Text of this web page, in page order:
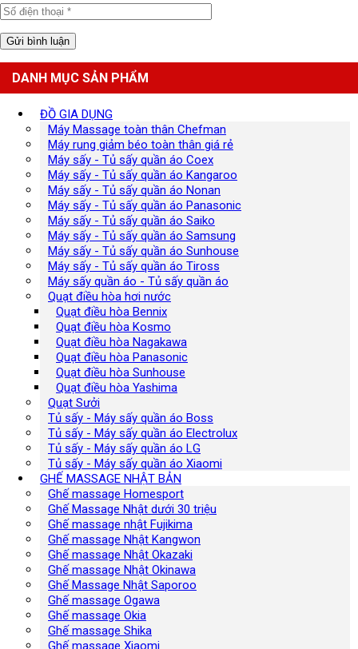
DANH MỤC SẢN PHẨM
ĐỒ GIA DỤNG
Máy Massage toàn thân Chefman
Máy rung giảm béo toàn thân giá rẻ
Máy sấy - Tủ sấy quần áo Coex
Máy sấy - Tủ sấy quần áo Kangaroo
Máy sấy - Tủ sấy quần áo Nonan
Máy sấy - Tủ sấy quần áo Panasonic
Máy sấy - Tủ sấy quần áo Saiko
Máy sấy - Tủ sấy quần áo Samsung
Máy sấy - Tủ sấy quần áo Sunhouse
Máy sấy - Tủ sấy quần áo Tiross
Máy sấy quần áo - Tủ sấy quần áo
Quạt điều hòa hơi nước
Quạt điều hòa Bennix
Quạt điều hòa Kosmo
Quạt điều hòa Nagakawa
Quạt điều hòa Panasonic
Quạt điều hòa Sunhouse
Quạt điều hòa Yashima
Quạt Sưởi
Tủ sấy - Máy sấy quần áo Boss
Tủ sấy - Máy sấy quần áo Electrolux
Tủ sấy - Máy sấy quần áo LG
Tủ sấy - Máy sấy quần áo Xiaomi
GHẾ MASSAGE NHẬT BẢN
Ghế massage Homesport
Ghế Massage Nhật dưới 30 triệu
Ghế massage nhật Fujikima
Ghế massage Nhật Kangwon
Ghế massage Nhật Okazaki
Ghế massage Nhật Okinawa
Ghế Massage Nhật Saporoo
Ghế massage Ogawa
Ghế massage Okia
Ghế massage Shika
Ghế massage Xiaomi